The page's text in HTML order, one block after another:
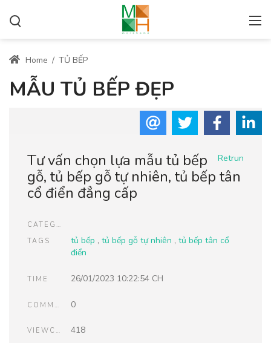
Home / TỦ BẾP
MẪU TỦ BẾP ĐẸP
Retrun
Tư vấn chọn lựa mẫu tủ bếp
gỗ, tủ bếp gỗ tự nhiên, tủ bếp tân
cổ điển đẳng cấp
CATEGORIES
TAGS
tủ bếp , tủ bếp gỗ tự nhiên , tủ bếp tân cổ
điển
TIME 26/01/2023 10:22:54 CH
COMMENTS 0
VIEWCOUNT 418